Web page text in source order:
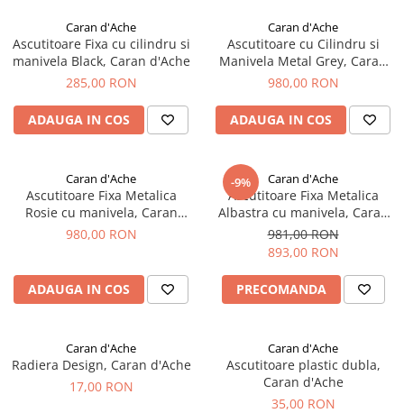
Montblanc
Montegrappa
Monteverde USA
Namiki
Pelikan
Penac
Custom 743
Platinum
Porsche Design
Princ Leather
Creioane Grafit
Ultima ocazie
Etuiuri
Seturi Hexo
Seturi Essentio
Seturi Grip 2010 & 2011
Seturi Poly
Seturi Pelikan
Seturi Pelikan Classic
Seturi Pelikan Jazz
Seturi Lamy
Seturi Pro Gear Sailor
Seturi Caran d'Ache
Seturi Ecridor
Seturi Cross
Accesorii pentru Artisti
Creioane Tehnice
Ascutitori
Radiere Arta si Grafica
Hartie Creativ
Rezerva Radiera Creion Mecanic
Caran d'Ache
Ascutitoare Fixa cu cilindru si
manivela Black, Caran d'Ache
285,00 RON
ADAUGA IN COS
Caran d'Ache
Ascutitoare cu Cilindru si
Manivela Metal Grey, Caran
d'Ache
980,00 RON
ADAUGA IN COS
Caran d'Ache
Ascutitoare Fixa Metalica
Rosie cu manivela, Caran
d'Ache
980,00 RON
ADAUGA IN COS
-9% Caran d'Ache
Ascutitoare Fixa Metalica
Albastra cu manivela, Caran
d'Ache
981,00 RON
893,00 RON
PRECOMANDA
Caran d'Ache
Radiera Design, Caran d'Ache
17,00 RON
Caran d'Ache
Ascutitoare plastic dubla,
Caran d'Ache
35,00 RON